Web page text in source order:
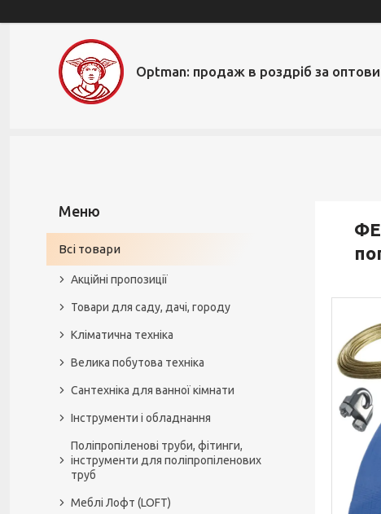
Optman: продаж в роздріб за
Всі товари
Акційні пропозиції
Товари для саду, дачі, городу
Кліматична техніка
Велика побутова техніка
Сантехніка для ванної кімнати
Інструменти і обладнання
Поліпропіленові труби, фітинги,
інструменти для поліпропіленових
труб
Меблі Лофт (LOFT)